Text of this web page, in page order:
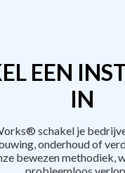
EEN
IN
schakel je
onderhoud of
bewezen methodiek,